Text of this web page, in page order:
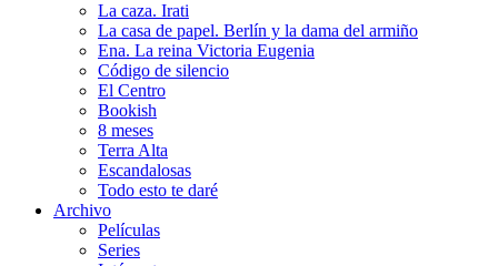
La caza. Irati
La casa de papel. Berlín y la dama del armiño
Ena. La reina Victoria Eugenia
Código de silencio
El Centro
Bookish
8 meses
Terra Alta
Escandalosas
Todo esto te daré
Archivo
Películas
Series